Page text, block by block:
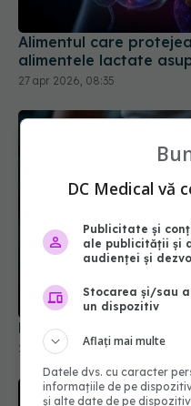
Alimentul care
alimentele lactate
27 apr 2026, 08:35
Primul semn că
28 dec 2025, 15:39
DC Medical vă
Publicitate și
ale publicității și
audienței și
Stocarea și/sau
un dispozitiv
Aflați mai multe
Datele dvs. cu caracter
informațiile de pe
și alte date de pe